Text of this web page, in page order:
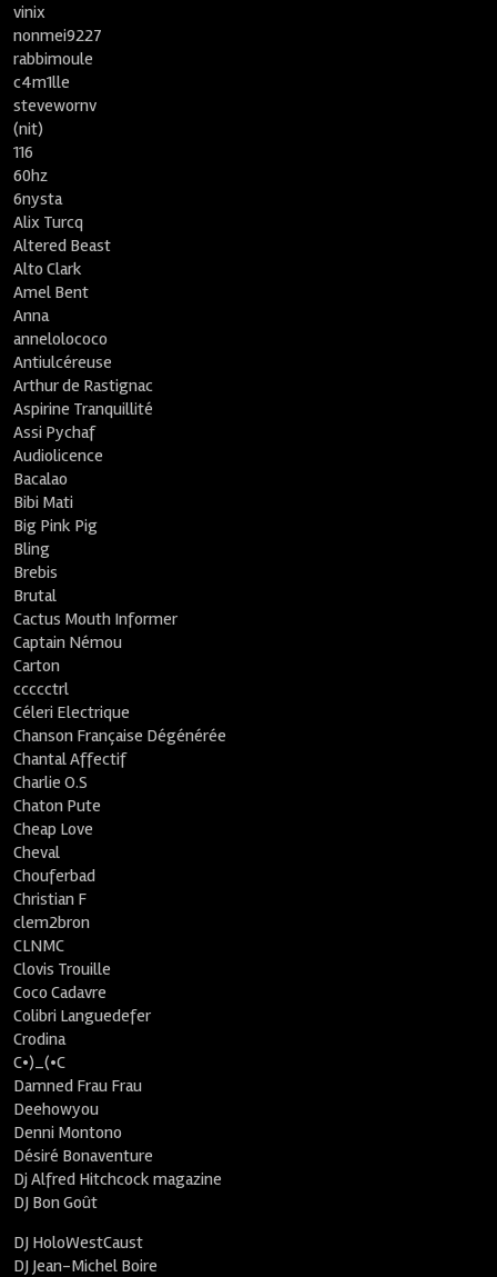
vinix
nonmei9227
rabbimoule
c4m1lle
stevewornv
(nit)
116
60hz
6nysta
Alix Turcq
Altered Beast
Alto Clark
Amel Bent
Anna
annelolococo
Antiulcéreuse
Arthur de Rastignac
Aspirine Tranquillité
Assi Pychaf
Audiolicence
Bacalao
Bibi Mati
Big Pink Pig
Bling
Brebis
Brutal
Cactus Mouth Informer
Captain Némou
Carton
ccccctrl
Céleri Electrique
Chanson Française Dégénérée
Chantal Affectif
Charlie O.S
Chaton Pute
Cheap Love
Cheval
Chouferbad
Christian F
clem2bron
CLNMC
Clovis Trouille
Coco Cadavre
Colibri Languedefer
Crodina
C•)_(•C
Damned Frau Frau
Deehowyou
Denni Montono
Désiré Bonaventure
Dj Alfred Hitchcock magazine
DJ Bon Goût
DJ HoloWestCaust
DJ Jean-Michel Boire